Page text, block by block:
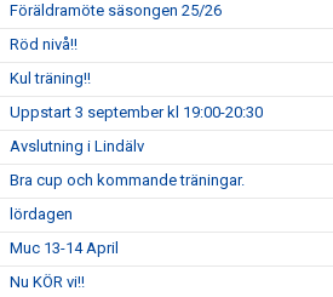
Föräldramöte säsongen 25/26
Röd nivå!!
Kul träning!!
Uppstart 3 september kl 19:00-20:30
Avslutning i Lindälv
Bra cup och kommande träningar.
lördagen
Muc 13-14 April
Nu KÖR vi!!